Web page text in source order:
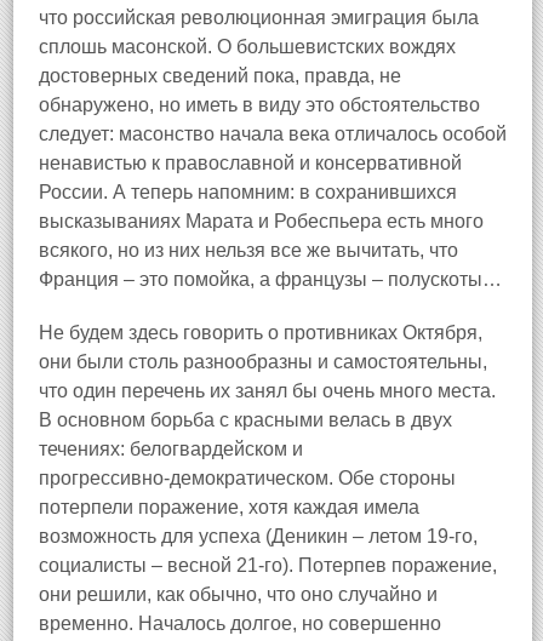
что российская революционная эмиграция была
сплошь масонской. О большевистских вождях
достоверных сведений пока, правда, не
обнаружено, но иметь в виду это обстоятельство
следует: масонство начала века отличалось особой
ненавистью к православной и консервативной
России. А теперь напомним: в сохранившихся
высказываниях Марата и Робеспьера есть много
всякого, но из них нельзя все же вычитать, что
Франция – это помойка, а французы – полускоты…
Не будем здесь говорить о противниках Октября,
они были столь разнообразны и самостоятельны,
что один перечень их занял бы очень много места.
В основном борьба с красными велась в двух
течениях: белогвардейском и
прогрессивно‑демократическом. Обе стороны
потерпели поражение, хотя каждая имела
возможность для успеха (Деникин – летом 19‑го,
социалисты – весной 21‑го). Потерпев поражение,
они решили, как обычно, что оно случайно и
временно. Началось долгое, но совершенно